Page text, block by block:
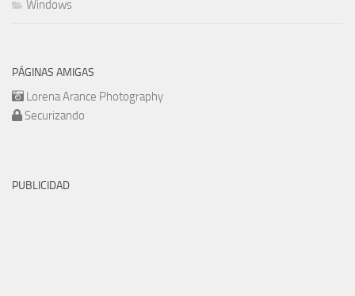
Windows
PÁGINAS AMIGAS
Lorena Arance Photography
Securizando
PUBLICIDAD